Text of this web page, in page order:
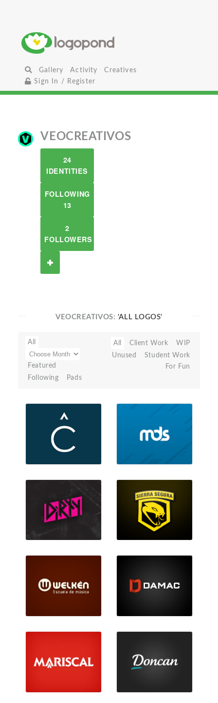
Gallery Activity
Creatives
Sign In / Register
VEOCREATIVOS
24
IDENTITIES
FOLLOWING
13
2
FOLLOWERS
VEOCREATIVOS: 'ALL LOGOS'
All
Featured
Following
Pads
All Client Work
WIP
Unused
Student Work
For Fun